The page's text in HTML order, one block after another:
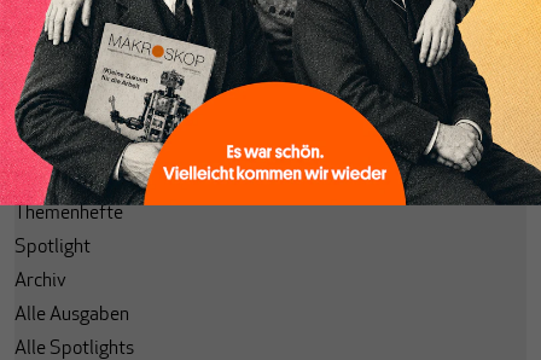
Anmelden
Passwort vergessen?
Code einlösen
Lesezeichen
Aktuelle Ausgabe
Themenhefte
Spotlight
Archiv
Alle Ausgaben
Alle Spotlights